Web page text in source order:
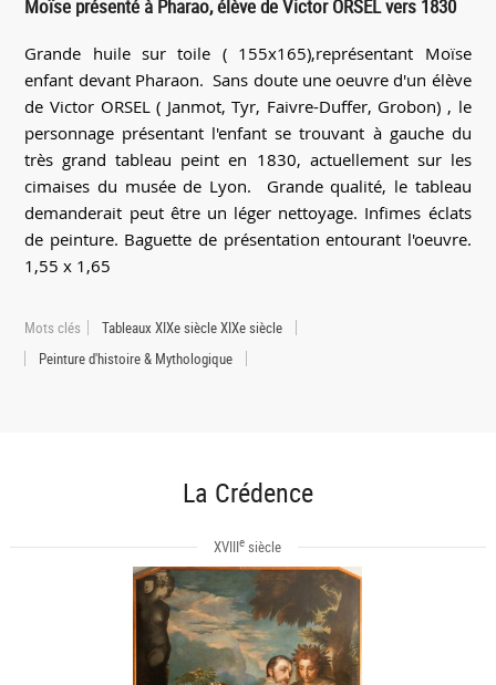
Moïse présenté à Pharao, élève de Victor ORSEL vers 1830
Grande huile sur toile ( 155x165),représentant Moïse
enfant devant Pharaon. Sans doute une oeuvre d'un élève
de Victor ORSEL ( Janmot, Tyr, Faivre-Duffer, Grobon) , le
personnage présentant l'enfant se trouvant à gauche du
très grand tableau peint en 1830, actuellement sur les
cimaises du musée de Lyon. Grande qualité, le tableau
demanderait peut être un léger nettoyage. Infimes éclats
de peinture. Baguette de présentation entourant l'oeuvre.
1,55 x 1,65
Mots clés
Tableaux XIXe siècle XIXe siècle
Peinture d'histoire & Mythologique
La Crédence
XVIIIe siècle